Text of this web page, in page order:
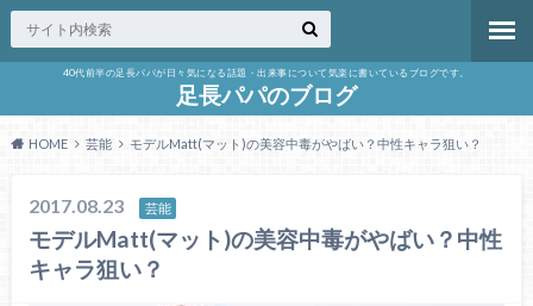
40代前半の足長パパが日々気になる話題・出来事について気楽に書いているブログです。
足長パパのブログ
HOME 芸能 モデルMatt(マット)の美容中毒がやばい？中性キャラ狙い？
2017.08.23 芸能
モデルMatt(マット)の美容中毒がやばい？中性
キャラ狙い？